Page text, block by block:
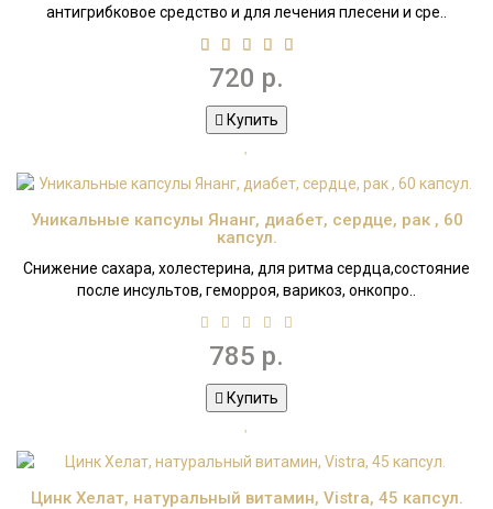
антигрибковое средство и для лечения плесени и сре..
720 р.
Купить
Уникальные капсулы Янанг, диабет, сердце, рак , 60
капсул.
Снижение сахара, холестерина, для ритма сердца,состояние
после инсультов, геморроя, варикоз, онкопро..
785 р.
Купить
Цинк Хелат, натуральный витамин, Vistra, 45 капсул.